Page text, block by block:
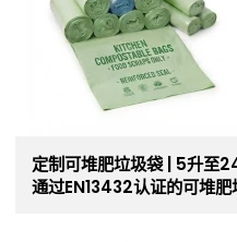
定制可堆肥垃圾袋 | 5升至
通过EN13432认证的可堆肥